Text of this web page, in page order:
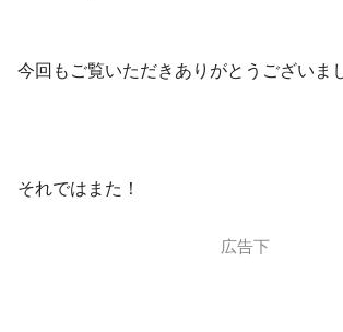
今回もご覧いただきありがとうございま
それではまた！
広告下